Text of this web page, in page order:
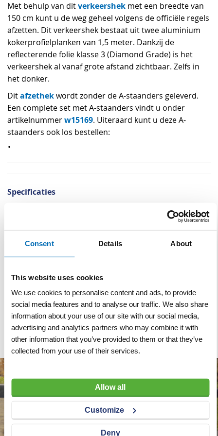
Consent Details About
This website uses cookies
We use cookies to personalise content and ads, to provide
social media features and to analyse our traffic. We also share
information about your use of our site with our social media,
advertising and analytics partners who may combine it with
other information that you’ve provided to them or that they’ve
collected from your use of their services.
Allow all
Customize
Deny
Met behulp van ditverkeershek met een breedte van
150 cm kunt u de weg geheel volgens de officiële regels
afzetten. Dit verkeershek bestaat uit twee aluminium
kokerprofielplanken van 1,5 meter. Dankzij de
reflecterende folie klasse 3 (Diamond Grade) is het
verkeershek al vanaf grote afstand zichtbaar. Zelfs in
het donker.
Ditafzethekwordt zonder de A-staanders geleverd.
Een complete set met A-staanders vindt u onder
artikelnummerw15169. Uiteraard kunt u deze A-
staanders ook los bestellen:
"
Specificaties
Rood / Wit Geblokt
Poten
Materiaal
Reflectieklasse R3 (klasse 3)
Reflectie